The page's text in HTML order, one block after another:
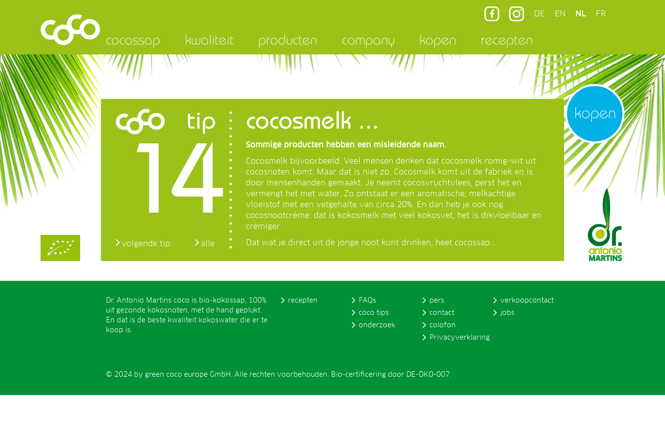
DE EN NL FR
cocossap kwaliteit producten company kopen recepten
kopen
tip
14 cocosmelk ...
Sommige producten hebben een misleidende naam.
Cocosmelk bijvoorbeeld. Veel mensen denken dat cocosmelk romig-wit uit
cocosnoten komt. Maar dat is niet zo. Cocosmelk komt uit de fabriek en is
door mensenhanden gemaakt. Je neemt cocosvruchtvlees, perst het en
vermengt het met water. Zo ontstaat er een aromatische, melkachtige
vloeistof met een vetgehalte van circa 20%. En dan heb je ook nog
cocosnootcrème: dat is kokosmelk met veel kokosvet, het is dikvloeibaar en
crèmiger.
Dat wat je direct uit de jonge noot kunt drinken, heet cocossap …
volgende tip alle
Dr. Antonio Martins coco is bio-kokossap, 100%
uit gezonde kokosnoten, met de hand geplukt.
En dat is de beste kwaliteit kokoswater die er te
koop is.
recepten
FAQs
coco tips
onderzoek
pers
contact
colofon
Privacyverklaring
verkoopcontact
jobs
© 2024 by green coco europe GmbH. Alle rechten voorbehouden. Bio-certificering door DE-ÖKO-007.